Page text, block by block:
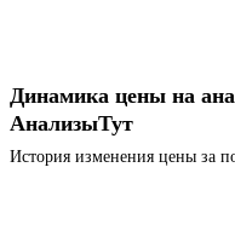
Динамика цены на
АнализыТут
История изменения цены за